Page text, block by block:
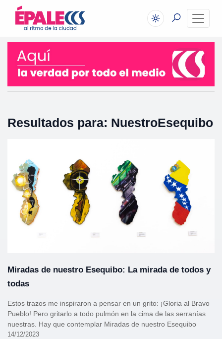
Resultados para: NuestroEsequibo
Miradas de nuestro Esequibo: La mirada de todos y
todas
Estos trazos me inspiraron a pensar en un grito: ¡Gloria al Bravo
Pueblo! Pero gritarlo a todo pulmón en la cima de las serranías
nuestras. Hay que contemplar Miradas de nuestro Esequibo
14/12/2023